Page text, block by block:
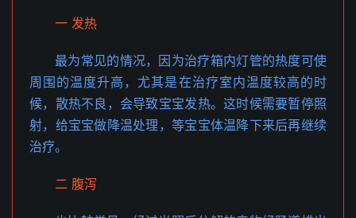
一 发热
最为常见的情况，因为治疗箱内灯管的热度可使
周围的温度升高，尤其是在治疗室内温度较高的时
候，散热不良，会导致宝宝发热。这时候需要暂停照
射，给宝宝做降温处理，等宝宝体温降下来后再继续
治疗。
二 腹泻